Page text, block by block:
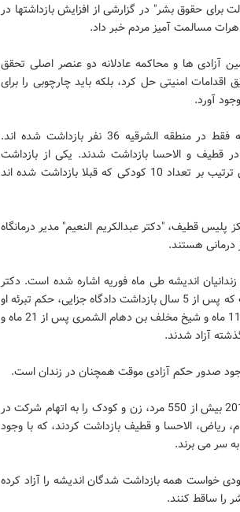
برای حقوق بشر" در گزارشی از افزایش بازداشتها در
مسالمت آمیز مردم خبر داد.
آزادی ها و محاکمه عادلانه دو عنصر اصلی تحقق
امنیتی حل کرد، بلکه باید چارچوبی را برای
آورد.
در این گزارش آمده است که در ماه فوریه فقط در منطقه الشرقیه 36 نفر بازداشت شده اند.
نگار در قطیف و الاحسا بازداشت شدند. یکی از بازداشت
شدگان نیز زیر 16 سال سن دارد، که بدین ترتیب بر تعداد 10 کودکی که قبلا بازداشت شده اند
قطیف، "دکتر عبدالکریم النعیم" مدیر درمانگاه
درمانی هستند.
اندیشه طی ماه فوریه اشاره شده است. دکتر
سعید بن زعیر از جمله این آزاد شدگان است که پس از 5 سال بازداشت دادگاه جزایی، حکم تبرئه او
را صادر کرد. دکتر مبارک بن زعیر نیز پس از 11 ماه و شیخ مخلف بن دهام الشمری پس از 21 ماه و
صدور حکم آزادی موقت همچنان در زندان است.
مسئولان سعودی از فوریه 2011 تا فوریه 2012 بیش از 550 مرد، زن و کودک را به اتهام شرکت در
ریاض، الاحسا و قطیف بازداشت کردند، که با وجود
خواست همه بازداشت شدگان اندیشه را آزاد کرده
را ساقط کنند.